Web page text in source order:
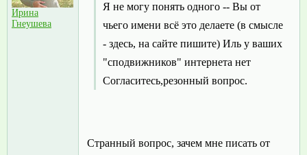
Ирина
Гнеушева
Я не могу понять одного -- Вы от
чьего имени всё это делаете (в смысле
- здесь, на сайте пишите) Иль у ваших
"сподвижников" интернета нет
Согласитесь,резонный вопрос.
Странный вопрос, зачем мне писать от